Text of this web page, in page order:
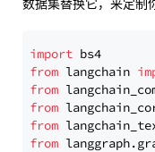
数据集替换它，来定制
import
from langchain
from
from
from
from